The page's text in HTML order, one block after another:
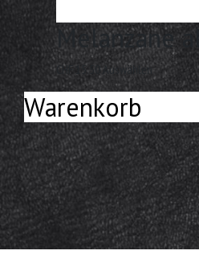
Melanzane
CHF 15.50 Auswählen
Warenkorb